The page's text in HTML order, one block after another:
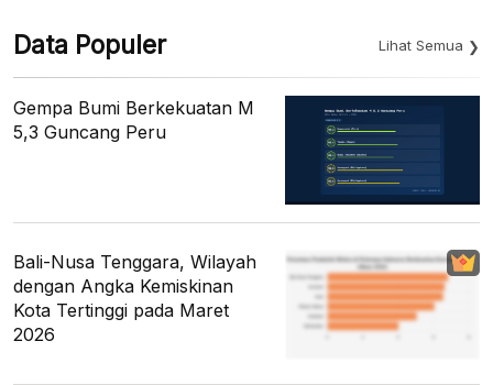
Data Populer Lihat Semua
Gempa Bumi Berkekuatan M
5,3 Guncang Peru
Bali-Nusa Tenggara, Wilayah
dengan Angka Kemiskinan
Kota Tertinggi pada Maret
2026